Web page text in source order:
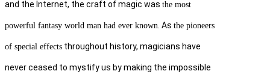
and the Internet, the craft of magic was the most
powerful fantasy world man had ever known . As the pioneers
of special effects throughout history, magicians have
never ceased to mystify us by making the impossible